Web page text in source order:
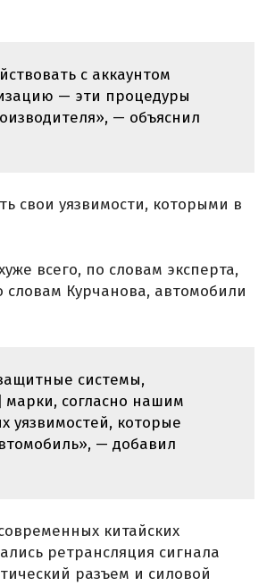
с аккаунтом
— эти процедуры
— объяснил
свои уязвимости, которыми в
всего, по словам эксперта,
Курчанова, автомобили
системы,
согласно нашим
уязвимостей, которые
— добавил
китайских
ретрансляция сигнала
разъем и силовой